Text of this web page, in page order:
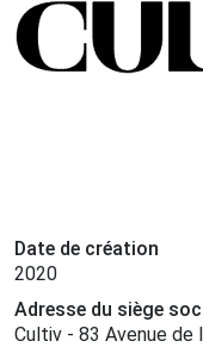
Date de création
2020
Adresse du siège
Cultiv - 83 Avenue de